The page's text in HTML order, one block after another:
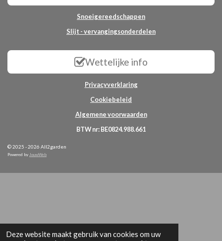
Deze website maakt gebruik van cookies om uw
Snoeigereedschappen
Slijt - vervangingsonderdelen
Wettelijke info
Privacyverklaring
Cookiebeleid
Algemene voorwaarden
BTW nr: BE0824.988.661
© 2025 - 2026 All2garden
Powered by JouwWeb